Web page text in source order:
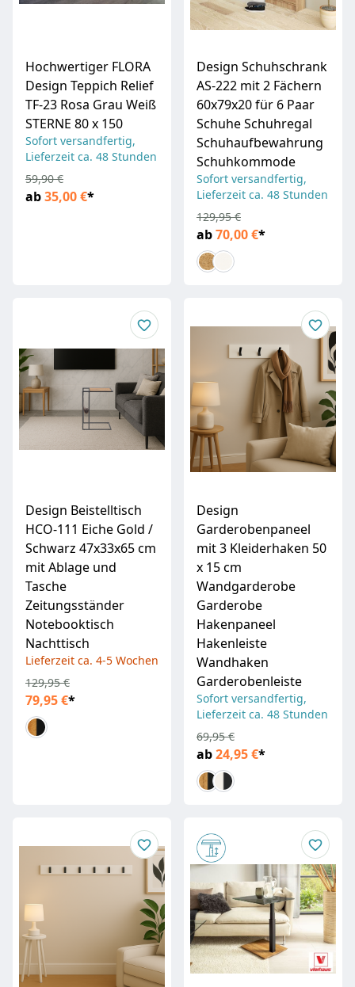
Hochwertiger FLORA
Design Teppich Relief
TF-23 Rosa Grau Weiß
STERNE 80 x 150
Sofort versandfertig,
Lieferzeit ca. 48 Stunden
ab35,00 €*
59,90 €
Design Schuhschrank
AS-222 mit 2 Fächern
60x79x20 für 6 Paar
Schuhe Schuhregal
Schuhaufbewahrung
Schuhkommode
Sofort versandfertig,
Lieferzeit ca. 48 Stunden
ab70,00 €*
129,95 €
Design Beistelltisch
HCO-111 Eiche Gold /
Schwarz 47x33x65 cm
mit Ablage und
Tasche
Zeitungsständer
Notebooktisch
Nachttisch
Lieferzeit ca. 4-5 Wochen
79,95 €*
129,95 €
Design
Garderobenpaneel
mit 3 Kleiderhaken 50
x 15 cm
Wandgarderobe
Garderobe
Hakenpaneel
Hakenleiste
Wandhaken
Garderobenleiste
Sofort versandfertig,
Lieferzeit ca. 48 Stunden
ab24,95 €*
69,95 €